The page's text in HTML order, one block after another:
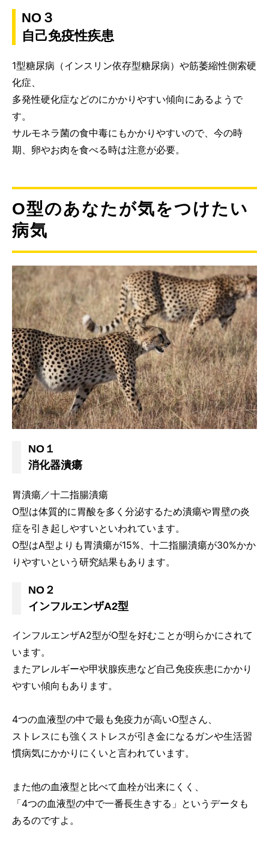
NO３
自己免疫性疾患
1型糖尿病（インスリン依存型糖尿病）や筋萎縮性側索硬
化症、
多発性硬化症などのにかかりやすい傾向にあるようで
す。
サルモネラ菌の食中毒にもかかりやすいので、今の時
期、卵やお肉を食べる時は注意が必要。
O型のあなたが気をつけたい
病気
NO１
消化器潰瘍
胃潰瘍／十二指腸潰瘍
O型は体質的に胃酸を多く分泌するため潰瘍や胃壁の炎
症を引き起しやすいといわれています。
O型はA型よりも胃潰瘍が15%、十二指腸潰瘍が30%かか
りやすいという研究結果もあります。
NO２
インフルエンザA2型
インフルエンザA2型がO型を好むことが明らかにされて
います。
またアレルギーや甲状腺疾患など自己免疫疾患にかかり
やすい傾向もあります。
4つの血液型の中で最も免疫力が高いO型さん、
ストレスにも強くストレスが引き金になるガンや生活習
慣病気にかかりにくいと言われています。
また他の血液型と比べて血栓が出来にくく、
「4つの血液型の中で一番長生きする」というデータも
あるのですよ。